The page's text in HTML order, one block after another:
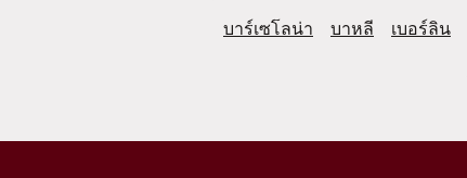
บาร์เซโลน่า
บาหลี เบอร์ลิน